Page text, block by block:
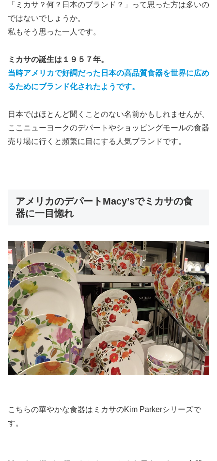
「ミカサ？何？日本のブランド？」って思った方は多いの
ではないでしょうか。
私もそう思った一人です。
ミカサの誕生は１９５７年。
当時アメリカで好調だった日本の高品質食器を世界に広め
るためにブランド化されたようです。
日本ではほとんど聞くことのない名前かもしれませんが、
ここニューヨークのデパートやショッピングモールの食器
売り場に行くと頻繁に目にする人気ブランドです。
アメリカのデパートMacy’sでミカサの食
器に一目惚れ
こちらの華やかな食器は ミカサのKim Parkerシリーズで
す。